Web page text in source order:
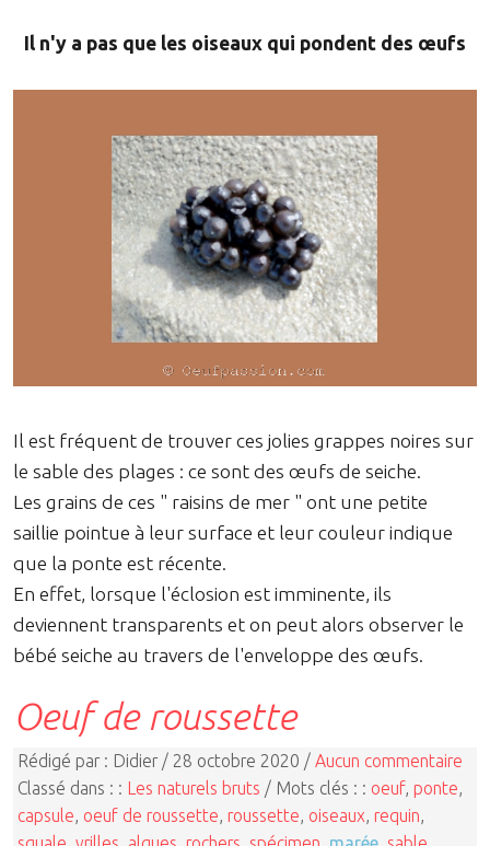
Il n'y a pas que les oiseaux qui pondent des œufs
Il est fréquent de trouver ces jolies grappes noires sur
le sable des plages : ce sont des œufs de seiche.
Les grains de ces " raisins de mer " ont une petite
saillie pointue à leur surface et leur couleur indique
que la ponte est récente.
En effet, lorsque l'éclosion est imminente, ils
deviennent transparents et on peut alors observer le
bébé seiche au travers de l'enveloppe des œufs.
Oeuf de roussette
Rédigé par : Didier / 28 octobre 2020 / Aucun commentaire
Classé dans : :
Les naturels bruts / Mots clés : : oeuf, ponte,
capsule, oeuf de roussette, roussette, oiseaux, requin,